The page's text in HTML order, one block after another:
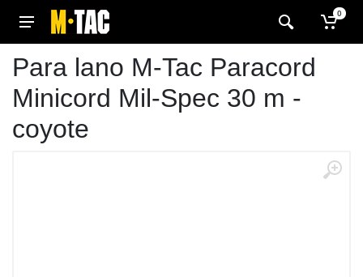
0
Para lano M-Tac Paracord
Minicord Mil-Spec 30 m -
coyote